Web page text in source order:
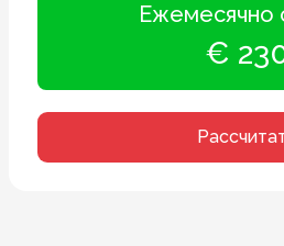
Ежемесячно
€